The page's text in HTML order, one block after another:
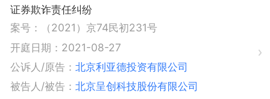
证券欺诈责任纠纷
案号：
（2021）京74民初231号
开庭日期： 2021-08-27
公诉人/原告： 北京利亚德投资有限公司
被告人/被告： 北京呈创科技股份有限公司